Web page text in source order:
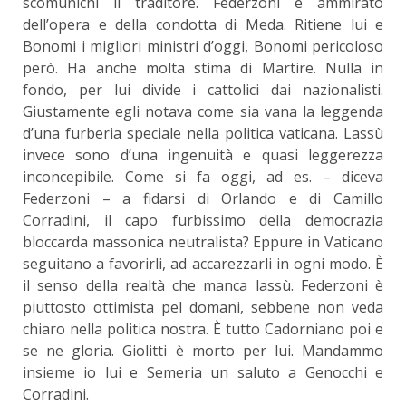
dell’opera e della condotta di Meda. Ritiene lui e
Bonomi i migliori ministri d’oggi, Bonomi pericoloso
però. Ha anche molta stima di Martire. Nulla in
fondo, per lui divide i cattolici dai nazionalisti.
Giustamente egli notava come sia vana la leggenda
d’una furberia speciale nella politica vaticana. Lassù
invece sono d’una ingenuità e quasi leggerezza
inconcepibile. Come si fa oggi, ad es. – diceva
Federzoni – a fidarsi di Orlando e di Camillo
Corradini, il capo furbissimo della democrazia
bloccarda massonica neutralista? Eppure in Vaticano
seguitano a favorirli, ad accarezzarli in ogni modo. È
il senso della realtà che manca lassù. Federzoni è
piuttosto ottimista pel domani, sebbene non veda
chiaro nella politica nostra. È tutto Cadorniano poi e
se ne gloria. Giolitti è morto per lui. Mandammo
insieme io lui e Semeria un saluto a Genocchi e
Corradini.